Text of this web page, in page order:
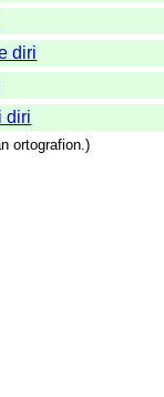
diri
diri
ortografion.)